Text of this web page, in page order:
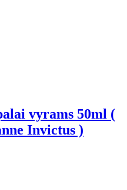
vyrams 50ml (
Invictus )